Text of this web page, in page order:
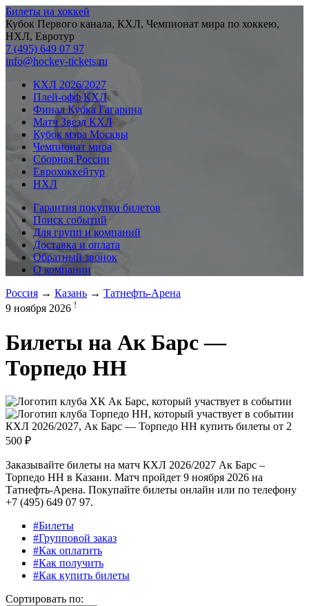
Билеты на хоккей
Кубок Первого канала, КХЛ, Чемпионат мира по хоккею,
НХЛ, Евротур
7 (495) 649 07 97
info@hockey-tickets.ru
КХЛ 2026/2027
Плей-офф КХЛ
Финал Кубка Гагарина
Матч Звезд КХЛ
Кубок мэра Москвы
Чемпионат мира
Сборная России
Еврохоккейтур
НХЛ
Гарантия покупки билетов
Поиск событий
Для групп и компаний
Доставка и оплата
Обратный звонок
О компании
Россия → Казань → Татнефть-Арена
9 ноября 2026 !
Билеты на Ак Барс —
Торпедо НН
КХЛ 2026/2027, Ак Барс — Торпедо НН купить билеты от 2
500 ₽
Заказывайте билеты на матч КХЛ 2026/2027 Ак Барс –
Торпедо НН в Казани. Матч пройдет 9 ноября 2026 на
Татнефть-Арена. Покупайте билеты онлайн или по телефону
+7 (495) 649 07 97.
#Билеты
#Групповой заказ
#Как оплатить
#Как получить
#Как купить билеты
Сортировать по: